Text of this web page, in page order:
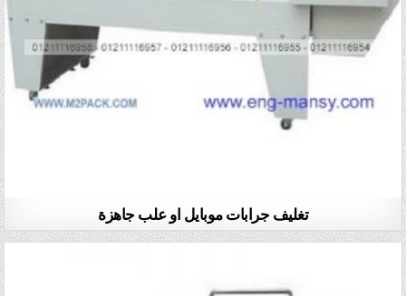
تغليف جرابات موبايل او علب جاهزة